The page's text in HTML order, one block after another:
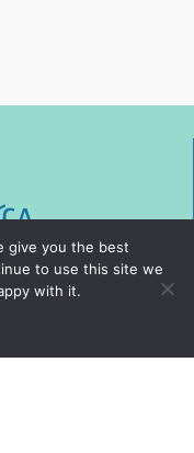
give you the best
to use this site we
with it.